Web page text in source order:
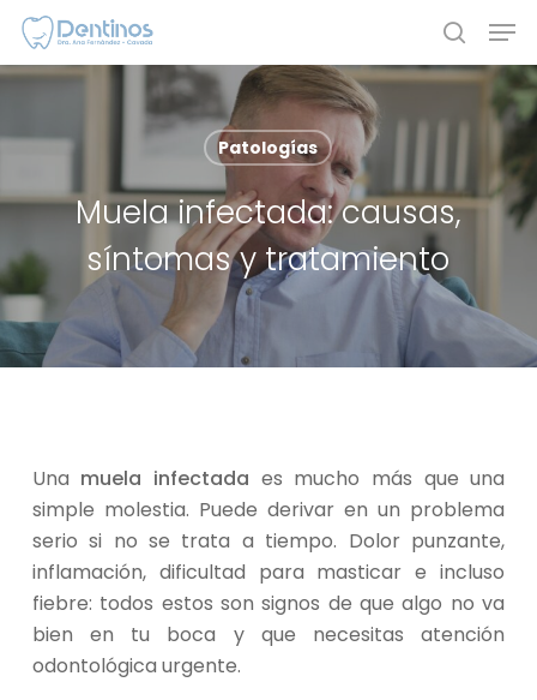
Skip
main
Patologías
Muela infectada: causas,
síntomas y tratamiento
Una muela infectada es mucho más que una
simple molestia. Puede derivar en un problema
serio si no se trata a tiempo. Dolor punzante,
inflamación, dificultad para masticar e incluso
fiebre: todos estos son signos de que algo no va
bien en tu boca y que necesitas atención
odontológica urgente.